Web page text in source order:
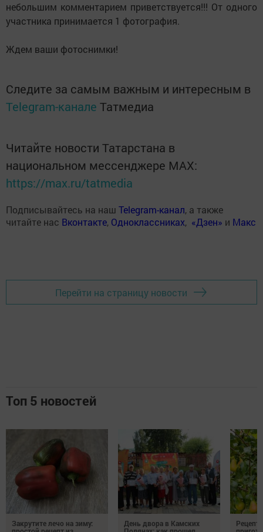
небольшим комментарием приветствуется!!! От одного
участника принимается 1 фотография.
Ждем ваши фотоснимки!
Следите за самым важным и интересным в
Telegram-канале Татмедиа
Читайте новости Татарстана в
национальном мессенджере MАХ:
https://max.ru/tatmedia
Подписывайтесь на наш Telegram-канал, а также
читайте нас Вконтакте, Одноклассниках, «Дзен» и Макс
Перейти на страницу новости
Топ 5 новостей
Закрутите лечо на зиму:
День двора в Камских